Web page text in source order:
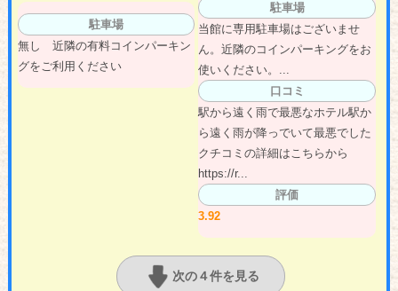
駐車場
無し 近隣の有料コインパーキン
グをご利用ください
駐車場
当館に専用駐車場はございませ
ん。近隣のコインパーキングをお
使いください。...
口コミ
駅から遠く雨で最悪なホテル駅か
ら遠く雨が降っでいて最悪でした
クチコミの詳細はこちらから
https://r...
評価
3.92
次の４件を見る